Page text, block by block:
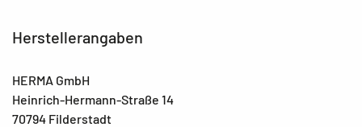
Herstellerangaben
HERMA GmbH
Heinrich-Hermann-Straße 14
70794 Filderstadt